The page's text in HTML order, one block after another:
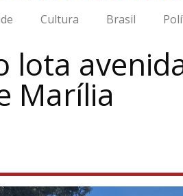
Cultura Brasil
lota
Marília